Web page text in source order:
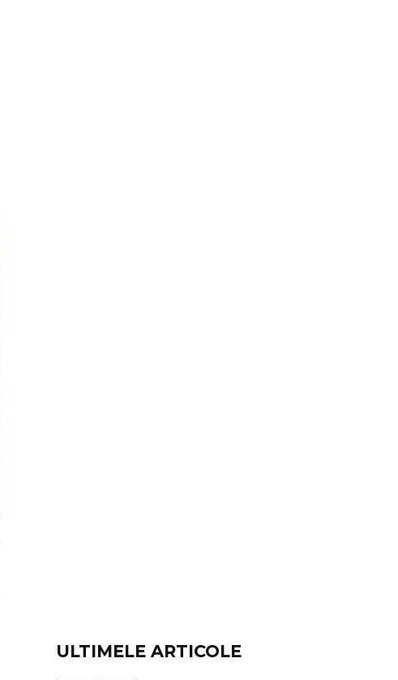
ULTIMELE ARTICOLE